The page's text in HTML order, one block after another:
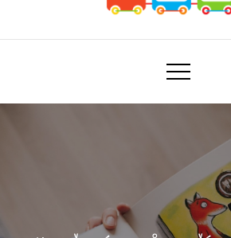
LEA
Where learning never stops